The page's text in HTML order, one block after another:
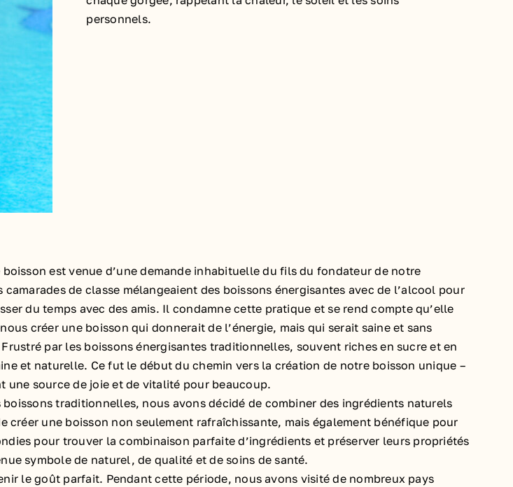
personnels.
est venue d’une demande inhabituelle du fils du fondateur de notre
de classe mélangeaient des boissons énergisantes avec de l’alcool pour
du temps avec des amis. Il condamne cette pratique et se rend compte qu’elle
créer une boisson qui donnerait de l’énergie, mais qui serait saine et sans
par les boissons énergisantes traditionnelles, souvent riches en sucre et en
et naturelle. Ce fut le début du chemin vers la création de notre boisson unique –
une source de joie et de vitalité pour beaucoup.
traditionnelles, nous avons décidé de combiner des ingrédients naturels
une boisson non seulement rafraîchissante, mais également bénéfique pour
pour trouver la combinaison parfaite d’ingrédients et préserver leurs propriétés
symbole de naturel, de qualité et de soins de santé.
le goût parfait. Pendant cette période, nous avons visité de nombreux pays